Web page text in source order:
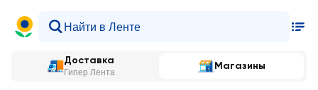
Доставка
Гипер Лента
Магазины